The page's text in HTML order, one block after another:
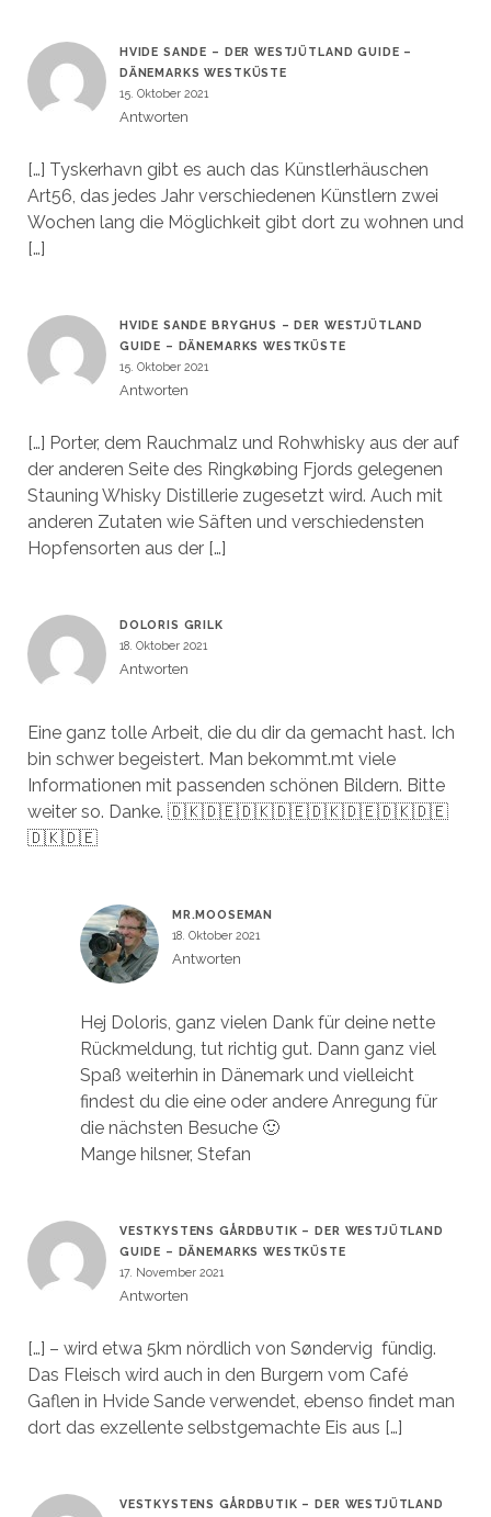
HVIDE SANDE – DER WESTJÜTLAND GUIDE –
DÄNEMARKS WESTKÜSTE
15. Oktober 2021
Antworten
[…] Tyskerhavn gibt es auch das Künstlerhäuschen
Art56, das jedes Jahr verschiedenen Künstlern zwei
Wochen lang die Möglichkeit gibt dort zu wohnen und
[…]
HVIDE SANDE BRYGHUS – DER WESTJÜTLAND
GUIDE – DÄNEMARKS WESTKÜSTE
15. Oktober 2021
Antworten
[…] Porter, dem Rauchmalz und Rohwhisky aus der auf
der anderen Seite des Ringkøbing Fjords gelegenen
Stauning Whisky Distillerie zugesetzt wird. Auch mit
anderen Zutaten wie Säften und verschiedensten
Hopfensorten aus der […]
DOLORIS GRILK
18. Oktober 2021
Antworten
Eine ganz tolle Arbeit, die du dir da gemacht hast. Ich
bin schwer begeistert. Man bekommt.mt viele
Informationen mit passenden schönen Bildern. Bitte
weiter so. Danke. 🇩🇰🇩🇪🇩🇰🇩🇪🇩🇰🇩🇪🇩🇰🇩🇪
🇩🇰🇩🇪
MR.MOOSEMAN
18. Oktober 2021
Antworten
Hej Doloris, ganz vielen Dank für deine nette
Rückmeldung, tut richtig gut. Dann ganz viel
Spaß weiterhin in Dänemark und vielleicht
findest du die eine oder andere Anregung für
die nächsten Besuche 🙂
Mange hilsner, Stefan
VESTKYSTENS GÅRDBUTIK – DER WESTJÜTLAND
GUIDE – DÄNEMARKS WESTKÜSTE
17. November 2021
Antworten
[…] – wird etwa 5km nördlich von Søndervig fündig.
Das Fleisch wird auch in den Burgern vom Café
Gaflen in Hvide Sande verwendet, ebenso findet man
dort das exzellente selbstgemachte Eis aus […]
VESTKYSTENS GÅRDBUTIK – DER WESTJÜTLAND